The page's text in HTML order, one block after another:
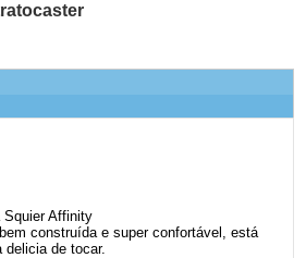
Squier Affinity
construída e super confortável, está
delicia de tocar.